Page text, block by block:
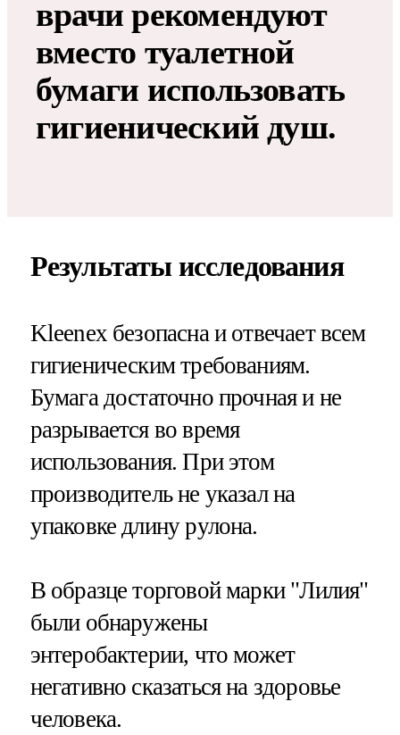
врачи рекомендуют
вместо туалетной
бумаги использовать
гигиенический душ.
Результаты исследования
Kleenex безопасна и отвечает всем
гигиеническим требованиям.
Бумага достаточно прочная и не
разрывается во время
использования. При этом
производитель не указал на
упаковке длину рулона.
В образце торговой марки "Лилия"
были обнаружены
энтеробактерии, что может
негативно сказаться на здоровье
человека.